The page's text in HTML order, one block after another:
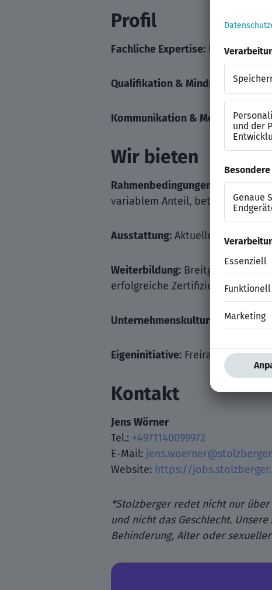
Profil
Fachliche Expertise:
Qualifikation & Mindset:
Kommunikation & Mobilität:
Wir bieten
Rahmenbedingungen:
30 Tage
variablem Anteil, betriebliche
Ausstattung: Aktuelle
Weiterbildung: Breitgefächerte
erfolgreiche Zertifizierungen
Unternehmenskultur:
Eigeninitiative: Freiraum für
Kontakt
Jens Wörner
Tel.: +4971140099972
E-Mail:
Website: https://
*Stolzberger redet nicht nur
und nicht das Geschlecht.
Behinderung, Alter oder